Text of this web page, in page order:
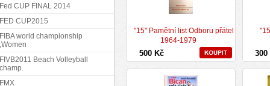
"15" Pamětní list Odboru přátel
1964-1979
500 Kč
Fed CUP FINAL 2014
FED CUP2015
FIBA world championship
,Women
FIVB2011 Beach Volleyball
champ.
FMX